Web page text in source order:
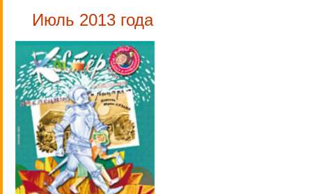
Июль 2013 года